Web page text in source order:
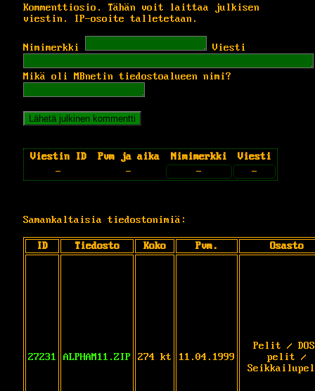
Kommenttiosio. Tähän voit laittaa julkisen
viestin. IP-osoite talletetaan.
Nimimerkki Viesti
Mikä oli MBnetin tiedostoalueen nimi?
Viestin ID Pvm ja aika Nimimerkki
Viesti
-
- - -
Samankaltaisia tiedostonimiä:
ID Tiedosto Koko Pvm. Osasto
27231 ALPHAM11.ZIP 274 kt 11.04.1999
Pelit /
pelit /